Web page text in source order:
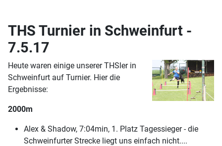
THS Turnier in Schweinfurt -
7.5.17
Heute waren einige unserer THSler in
Schweinfurt auf Turnier. Hier die
Ergebnisse:
2000m
Alex & Shadow, 7:04min, 1. Platz Tagessieger - die
Schweinfurter Strecke liegt uns einfach nicht....